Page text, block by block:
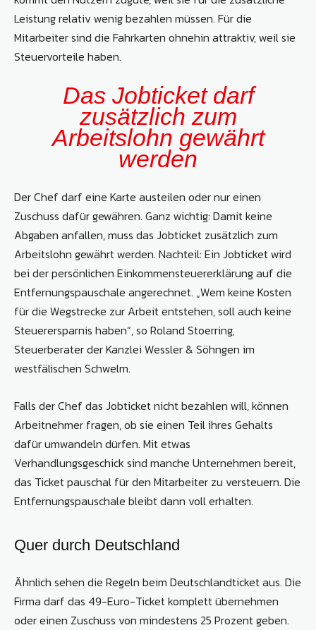
Leistung relativ wenig bezahlen müssen. Für die
Mitarbeiter sind die Fahrkarten ohnehin attraktiv, weil sie
Steuervorteile haben.
Das Jobticket darf
zusätzlich zum
Arbeitslohn gewährt
werden
Der Chef darf eine Karte austeilen oder nur einen
Zuschuss dafür gewähren. Ganz wichtig: Damit keine
Abgaben anfallen, muss das Jobticket zusätzlich zum
Arbeitslohn gewährt werden. Nachteil: Ein Jobticket wird
bei der persönlichen Einkommensteuererklärung auf die
Entfernungspauschale angerechnet. „Wem keine Kosten
für die Wegstrecke zur Arbeit entstehen, soll auch keine
Steuerersparnis haben“, so Roland Stoerring,
Steuerberater der Kanzlei Wessler & Söhngen im
westfälischen Schwelm.
Falls der Chef das Jobticket nicht bezahlen will, können
Arbeitnehmer fragen, ob sie einen Teil ihres Gehalts
dafür umwandeln dürfen. Mit etwas
Verhandlungsgeschick sind manche Unternehmen bereit,
das Ticket pauschal für den Mitarbeiter zu versteuern. Die
Entfernungspauschale bleibt dann voll erhalten.
Quer durch Deutschland
Ähnlich sehen die Regeln beim Deutschlandticket aus. Die
Firma darf das 49-Euro-Ticket komplett übernehmen
oder einen Zuschuss von mindestens 25 Prozent geben.